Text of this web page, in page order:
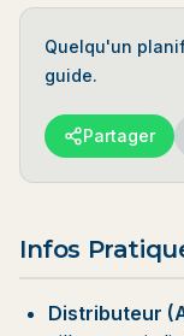
Quelqu'un
guide.
Partager
Infos
Distributeur